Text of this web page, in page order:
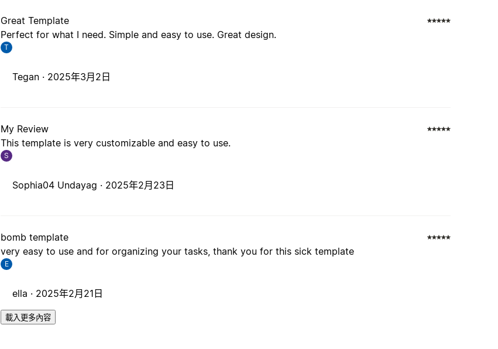
Great Template
Perfect for what I need. Simple and easy to use. Great design.
T
Tegan · 2025年3月2日
My Review
This template is very customizable and easy to use.
S
Sophia04 Undayag · 2025年2月23日
bomb template
very easy to use and for organizing your tasks, thank you for this sick template
E
ella · 2025年2月21日
載入更多內容